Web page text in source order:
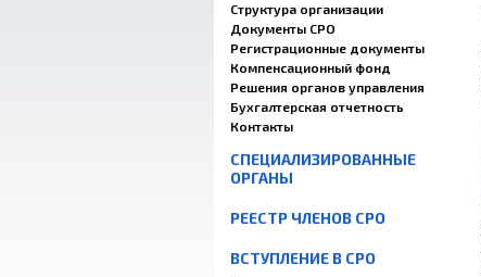
Структура организации
Документы СРО
Регистрационные документы
Компенсационный фонд
Решения органов управления
Бухгалтерская отчетность
Контакты
СПЕЦИАЛИЗИРОВАННЫЕ
ОРГАНЫ
РЕЕСТР ЧЛЕНОВ СРО
ВСТУПЛЕНИЕ В СРО